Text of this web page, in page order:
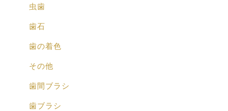
虫歯
歯石
歯の着色
その他
歯間ブラシ
歯ブラシ